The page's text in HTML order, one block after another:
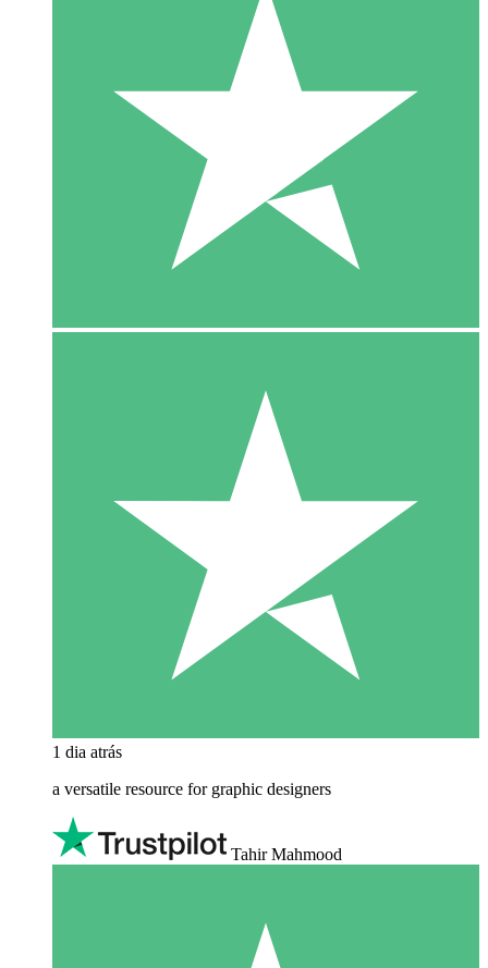
1 dia atrás
a versatile resource for graphic designers
Tahir Mahmood